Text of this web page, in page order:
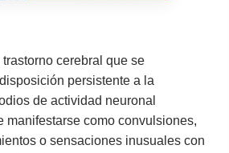
trastorno cerebral que se
persistente a la
de actividad neuronal
manifestarse como convulsiones,
o sensaciones inusuales con